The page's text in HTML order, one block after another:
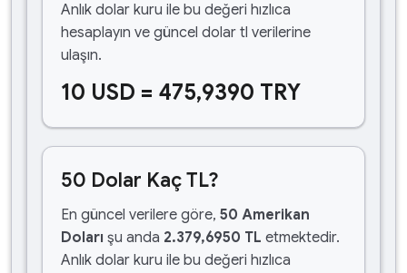
Anlık dolar kuru ile bu değeri hızlıca
hesaplayın ve güncel dolar tl verilerine
ulaşın.
10 USD = 475,9390 TRY
50 Dolar Kaç TL?
En güncel verilere göre, 50 Amerikan
Doları şu anda 2.379,6950 TL etmektedir.
Anlık dolar kuru ile bu değeri hızlıca